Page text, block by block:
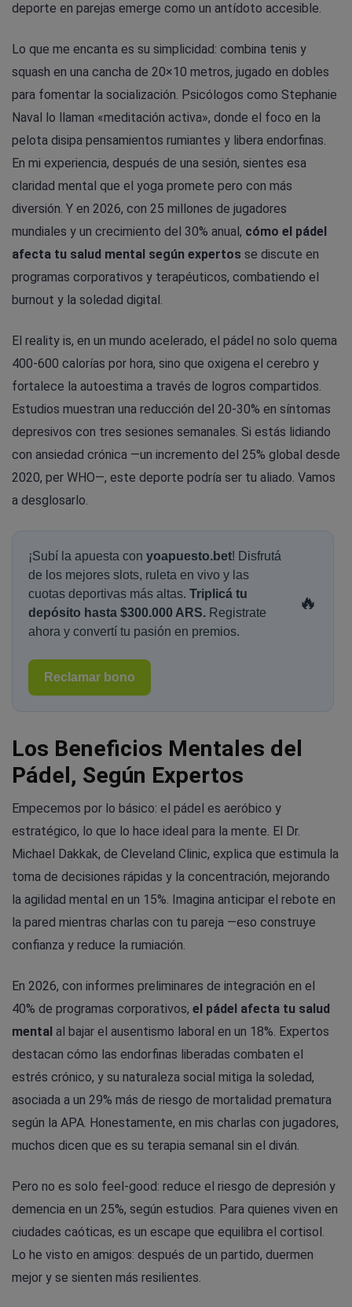
deporte en parejas emerge como un antídoto accesible.
Lo que me encanta es su simplicidad: combina tenis y
squash en una cancha de 20×10 metros, jugado en dobles
para fomentar la socialización. Psicólogos como Stephanie
Naval lo llaman «meditación activa», donde el foco en la
pelota disipa pensamientos rumiantes y libera endorfinas.
En mi experiencia, después de una sesión, sientes esa
claridad mental que el yoga promete pero con más
diversión. Y en 2026, con 25 millones de jugadores
mundiales y un crecimiento del 30% anual, cómo el pádel
afecta tu salud mental según expertos se discute en
programas corporativos y terapéuticos, combatiendo el
burnout y la soledad digital.
El reality is, en un mundo acelerado, el pádel no solo quema
400-600 calorías por hora, sino que oxigena el cerebro y
fortalece la autoestima a través de logros compartidos.
Estudios muestran una reducción del 20-30% en síntomas
depresivos con tres sesiones semanales. Si estás lidiando
con ansiedad crónica —un incremento del 25% global desde
2020, per WHO—, este deporte podría ser tu aliado. Vamos
a desglosarlo.
¡Subí la apuesta con yoapuesto.bet! Disfrutá
de los mejores slots, ruleta en vivo y las
cuotas deportivas más altas. Triplicá tu
depósito hasta $300.000 ARS. Registrate
ahora y convertí tu pasión en premios.
🔥
Reclamar bono
Los Beneficios Mentales del
Pádel, Según Expertos
Empecemos por lo básico: el pádel es aeróbico y
estratégico, lo que lo hace ideal para la mente. El Dr.
Michael Dakkak, de Cleveland Clinic, explica que estimula la
toma de decisiones rápidas y la concentración, mejorando
la agilidad mental en un 15%. Imagina anticipar el rebote en
la pared mientras charlas con tu pareja —eso construye
confianza y reduce la rumiación.
En 2026, con informes preliminares de integración en el
40% de programas corporativos, el pádel afecta tu salud
mental al bajar el ausentismo laboral en un 18%. Expertos
destacan cómo las endorfinas liberadas combaten el
estrés crónico, y su naturaleza social mitiga la soledad,
asociada a un 29% más de riesgo de mortalidad prematura
según la APA. Honestamente, en mis charlas con jugadores,
muchos dicen que es su terapia semanal sin el diván.
Pero no es solo feel-good: reduce el riesgo de depresión y
demencia en un 25%, según estudios. Para quienes viven en
ciudades caóticas, es un escape que equilibra el cortisol.
Lo he visto en amigos: después de un partido, duermen
mejor y se sienten más resilientes.